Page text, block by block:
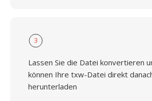
3
Lassen Sie die Datei konvertieren
können Ihre txw-Datei direkt
herunterladen